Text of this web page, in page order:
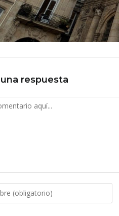
respuesta